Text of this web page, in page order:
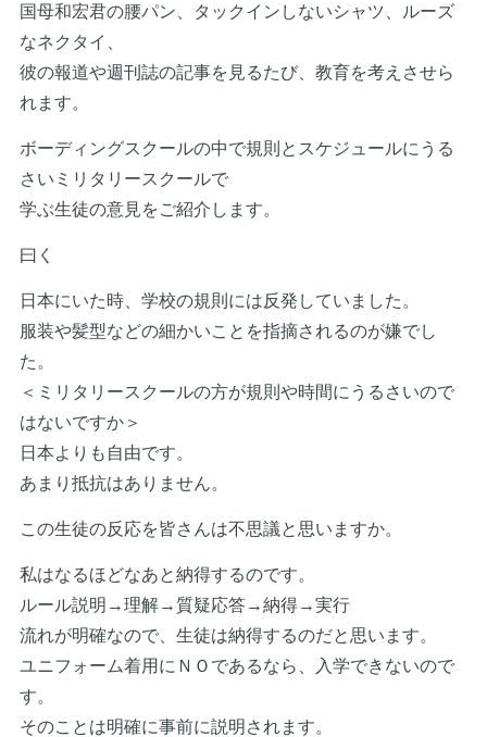
国母和宏君の腰パン、タックインしないシャツ、ルーズ
なネクタイ、
彼の報道や週刊誌の記事を見るたび、教育を考えさせら
れます。
ボーディングスクールの中で規則とスケジュールにうる
さいミリタリースクールで
学ぶ生徒の意見をご紹介します。
曰く
日本にいた時、学校の規則には反発していました。
服装や髪型などの細かいことを指摘されるのが嫌でし
た。
＜ミリタリースクールの方が規則や時間にうるさいので
はないですか＞
日本よりも自由です。
あまり抵抗はありません。
この生徒の反応を皆さんは不思議と思いますか。
私はなるほどなあと納得するのです。
ルール説明→理解→質疑応答→納得→実行
流れが明確なので、生徒は納得するのだと思います。
ユニフォーム着用にＮＯであるなら、入学できないので
す。
そのことは明確に事前に説明されます。